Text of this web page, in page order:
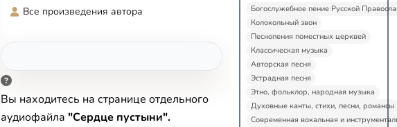
Все произведения автора
Вы находитесь на странице отдельного
аудиофайла "Сердце пустыни".
Богослужебное пение Русской
Колокольный звон
Песнопения поместных церквей
Классическая музыка
Авторская песня
Эстрадная песня
Этно, фольклор, народная музыка
Духовные канты, стихи, песни, романсы
Современная вокальная и